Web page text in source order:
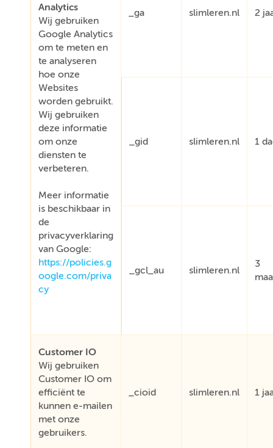
Analytics
Wij gebruiken
Google Analytics
om te meten en
te analyseren
hoe onze
Websites
worden gebruikt.
Wij gebruiken
deze informatie
om onze
diensten te
verbeteren.
Meer informatie
is beschikbaar in
de
privacyverklaring
van Google:
https://policies.g
oogle.com/priva
cy
_ga slimleren.nl 2
_gid slimleren.nl 1
_gcl_au slimleren.nl
3
Customer IO
Wij gebruiken
Customer IO om
efficiënt te
kunnen e-mailen
met onze
gebruikers.
_cioid slimleren.nl 1